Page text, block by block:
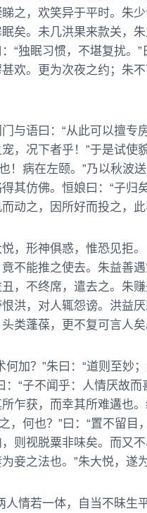
之，欢笑异于平时。朱少
矣。未几洪果来款关，
“独眠习惯，不堪复扰。
欢。更为次夜之约；朱
与语曰：“从此可以擅专
，况下者乎！”于是试使
！病在左颐。”乃以秋波
其仿佛。恒娘曰：“子归
动之，因所好而投之，
，形神俱惑，惟恐见拒
不能推之使去。朱益善
，不终席，遣去之。朱
洪，对人辄怨谤。洪益
类蓬葆，更不复可言人矣
何加？”朱曰：“道则至妙
：“子不闻乎：人情厌故
乍获，而幸其所难遘也。
，何也？”曰：“置不留目
则视脱粟非味矣。而又不
妾之法也。”朱大悦，遂
人情若一体，自当不昧生